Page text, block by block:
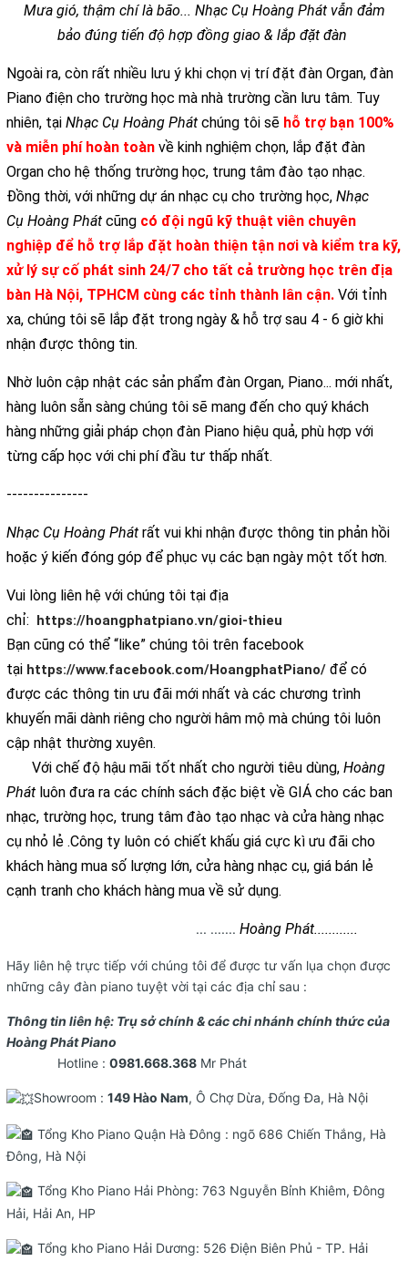
Mưa gió, thậm chí là bão... Nhạc Cụ Hoàng Phát vẫn đảm
bảo đúng tiến độ hợp đồng giao & lắp đặt đàn
Ngoài ra, còn rất nhiều lưu ý khi chọn vị trí đặt đàn Organ, đàn
Piano điện cho trường học mà nhà trường cần lưu tâm. Tuy
nhiên, tại Nhạc Cụ Hoàng Phát chúng tôi sẽ hỗ trợ bạn 100%
và miễn phí hoàn toàn về kinh nghiệm chọn, lắp đặt đàn
Organ cho hệ thống trường học, trung tâm đào tạo nhạc.
Đồng thời, với những dự án nhạc cụ cho trường học, Nhạc
Cụ Hoàng Phát cũng có đội ngũ kỹ thuật viên chuyên
nghiệp để hỗ trợ lắp đặt hoàn thiện tận nơi và kiểm tra kỹ,
xử lý sự cố phát sinh 24/7 cho tất cả trường học trên địa
bàn Hà Nội, TPHCM cùng các tỉnh thành lân cận. Với tỉnh
xa, chúng tôi sẽ lắp đặt trong ngày & hỗ trợ sau 4 - 6 giờ khi
nhận được thông tin.
Nhờ luôn cập nhật các sản phẩm đàn Organ, Piano... mới nhất,
hàng luôn sẵn sàng chúng tôi sẽ mang đến cho quý khách
hàng những giải pháp chọn đàn Piano hiệu quả, phù hợp với
từng cấp học với chi phí đầu tư thấp nhất.
---------------
Nhạc Cụ Hoàng Phát rất vui khi nhận được thông tin phản hồi
hoặc ý kiến đóng góp để phục vụ các bạn ngày một tốt hơn.
Vui lòng liên hệ với chúng tôi tại địa
chỉ: https://hoangphatpiano.vn/gioi-thieu
Bạn cũng có thể “like” chúng tôi trên facebook
tại https://www.facebook.com/HoangphatPiano/ để có
được các thông tin ưu đãi mới nhất và các chương trình
khuyến mãi dành riêng cho người hâm mộ mà chúng tôi luôn
cập nhật thường xuyên.
Với chế độ hậu mãi tốt nhất cho người tiêu dùng, Hoàng
Phát luôn đưa ra các chính sách đặc biệt về GIÁ cho các ban
nhạc, trường học, trung tâm đào tạo nhạc và cửa hàng nhạc
cụ nhỏ lẻ .Công ty luôn có chiết khấu giá cực kì ưu đãi cho
khách hàng mua số lượng lớn, cửa hàng nhạc cụ, giá bán lẻ
cạnh tranh cho khách hàng mua về sử dụng.
... ....... Hoàng Phát............
Hãy liên hệ trực tiếp với chúng tôi để được tư vấn lụa chọn được
những cây đàn piano tuyệt vời tại các địa chỉ sau :
Thông tin liên hệ: Trụ sở chính & các chi nhánh chính thức của
Hoàng Phát Piano
Hotline : 0981.668.368 Mr Phát
Showroom : 149 Hào Nam, Ô Chợ Dừa, Đống Đa, Hà Nội
Tổng Kho Piano Quận Hà Đông : ngõ 686 Chiến Thắng, Hà
Đông, Hà Nội
Tổng Kho Piano Hải Phòng: 763 Nguyễn Bỉnh Khiêm, Đông
Hải, Hải An, HP
Tổng kho Piano Hải Dương: 526 Điện Biên Phủ - TP. Hải